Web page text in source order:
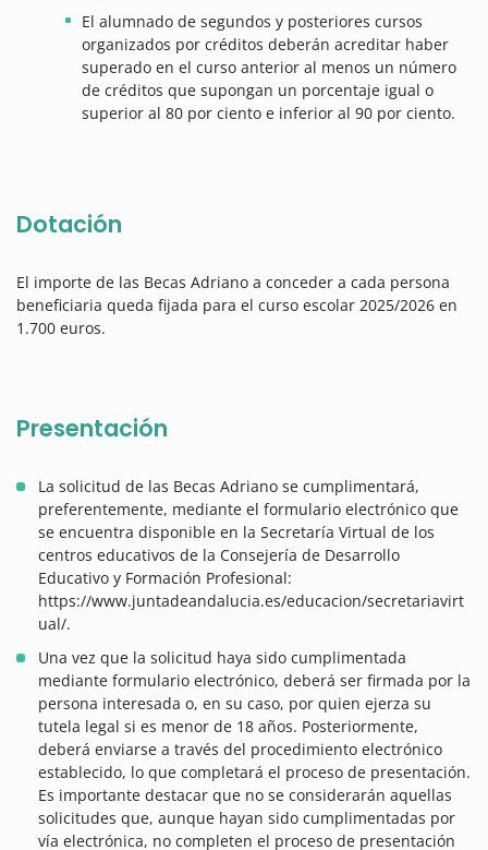
El alumnado de segundos y posteriores cursos
organizados por créditos deberán acreditar haber
superado en el curso anterior al menos un número
de créditos que supongan un porcentaje igual o
superior al 80 por ciento e inferior al 90 por ciento.
Dotación
El importe de las Becas Adriano a conceder a cada persona
beneficiaria queda fijada para el curso escolar 2025/2026 en
1.700 euros.
Presentación
La solicitud de las Becas Adriano se cumplimentará,
preferentemente, mediante el formulario electrónico que
se encuentra disponible en la Secretaría Virtual de los
centros educativos de la Consejería de Desarrollo
Educativo y Formación Profesional:
https://www.juntadeandalucia.es/educacion/secretariavirt
ual/.
Una vez que la solicitud haya sido cumplimentada
mediante formulario electrónico, deberá ser firmada por la
persona interesada o, en su caso, por quien ejerza su
tutela legal si es menor de 18 años. Posteriormente,
deberá enviarse a través del procedimiento electrónico
establecido, lo que completará el proceso de presentación.
Es importante destacar que no se considerarán aquellas
solicitudes que, aunque hayan sido cumplimentadas por
vía electrónica, no completen el proceso de presentación